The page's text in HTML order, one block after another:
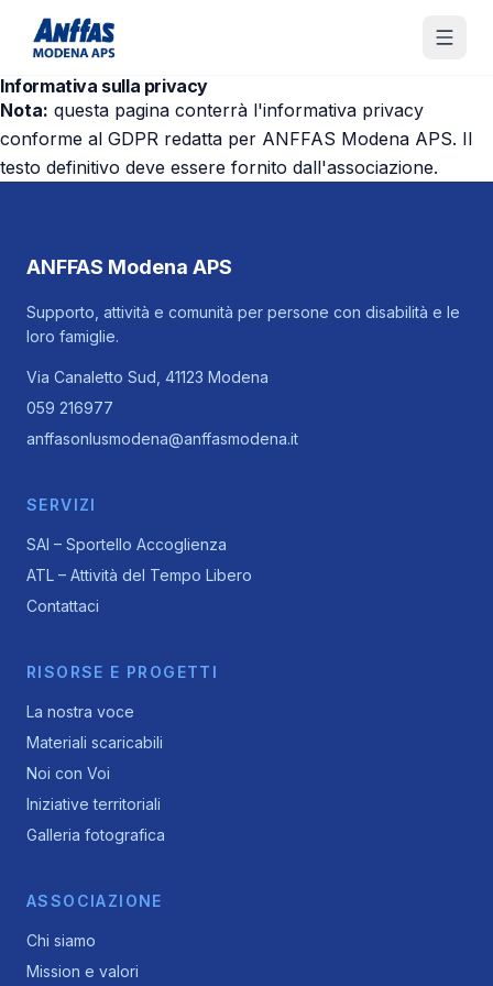
Vai al contenuto principale
Informativa sulla privacy
Nota: questa pagina conterrà l'informativa privacy
conforme al GDPR redatta per ANFFAS Modena APS. Il
testo definitivo deve essere fornito dall'associazione.
ANFFAS Modena APS
Supporto, attività e comunità per persone con disabilità e le
loro famiglie.
Via Canaletto Sud, 41123 Modena
059 216977
anffasonlusmodena@anffasmodena.it
SERVIZI
SAI – Sportello Accoglienza
ATL – Attività del Tempo Libero
Contattaci
RISORSE E PROGETTI
La nostra voce
Materiali scaricabili
Noi con Voi
Iniziative territoriali
Galleria fotografica
ASSOCIAZIONE
Chi siamo
Mission e valori